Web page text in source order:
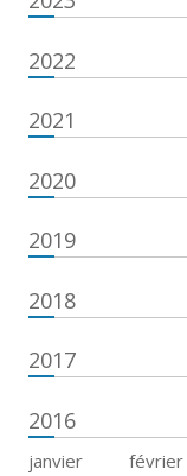
2022
2021
2020
2019
2018
2017
2016
janvier février